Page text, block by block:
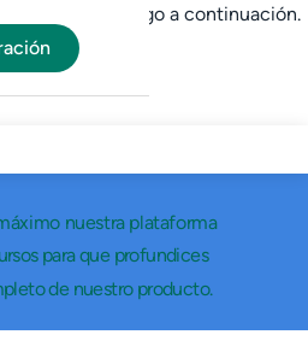
que te pego a continuación.
nuestra plataforma
para que profundices
de nuestro producto.